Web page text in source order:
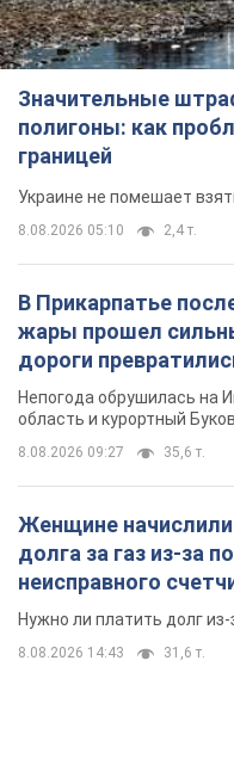
Значительные
полигоны: как
границей
Украине не помешает
8.08.2026 05:10 2,4 т.
В Прикарпатье
жары прошел
дороги
Непогода обрушилась на
область и курортный
8.08.2026 09:27 35,6 т.
Женщине начислили
долга за газ из-за
неисправного
вынес
Нужно ли платить долг
8.08.2026 14:43 31,6 т.